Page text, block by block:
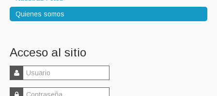
Quienes somos
Acceso al sitio